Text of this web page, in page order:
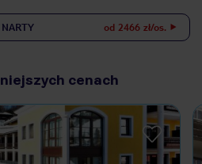
NARTY od 2466 zł/os.
cenach